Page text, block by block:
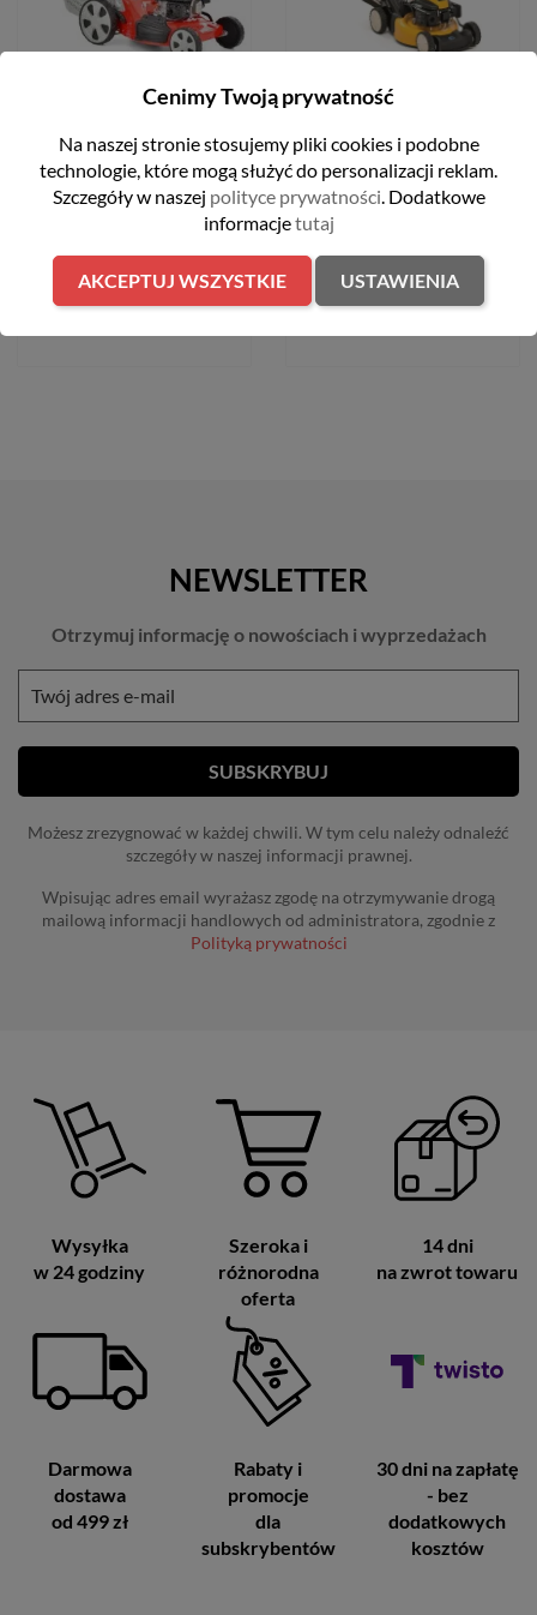
Kosiarka spalinowa 48cm
1 899,00 zł
DO KOSZYKA
Kosiarka spalinowa z
2,5kW Cub Cadet LM2
DR46S
2 399,00 zł
DO KOSZYKA
NEWSLETTER
Otrzymuj informację o nowościach i wyprzedażach
Możesz zrezygnować w każdej chwili. W tym celu należy odnaleźć
szczegóły w naszej informacji prawnej.
Wpisując adres email wyrażasz zgodę na otrzymywanie drogą
mailową informacji handlowych od administratora, zgodnie z
Polityką prywatności
Wysyłka
w 24 godziny
Szeroka i
różnorodna
oferta
14 dni
na zwrot towaru
Darmowa
dostawa
od 499 zł
Rabaty i
promocje
dla
subskrybentów
30 dni na zapłatę
- bez
dodatkowych
kosztów
Cenimy Twoją prywatność
Na naszej stronie stosujemy pliki cookies i podobne
technologie, które mogą służyć do personalizacji reklam.
Szczegóły w naszej polityce prywatności . Dodatkowe
informacjetutaj
AKCEPTUJ WSZYSTKIE USTAWIENIA